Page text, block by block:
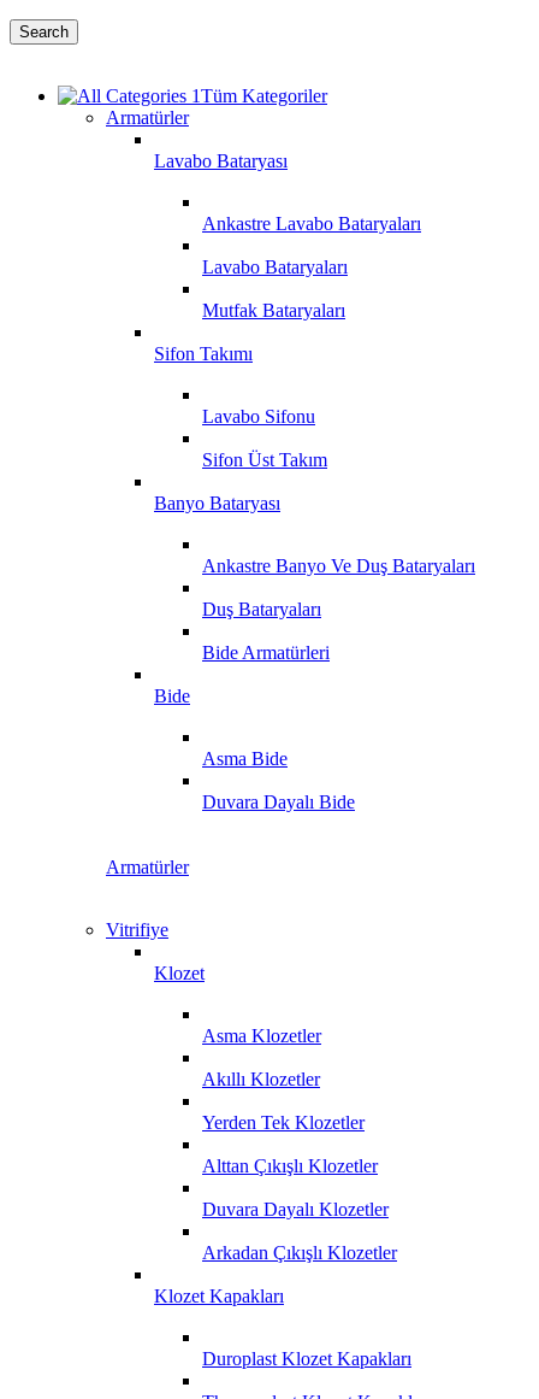
Search
Tüm Kategoriler
Armatürler
Lavabo Bataryası
Ankastre Lavabo Bataryaları
Lavabo Bataryaları
Mutfak Bataryaları
Sifon Takımı
Lavabo Sifonu
Sifon Üst Takım
Banyo Bataryası
Ankastre Banyo Ve Duş Bataryaları
Duş Bataryaları
Bide Armatürleri
Bide
Asma Bide
Duvara Dayalı Bide
Armatürler
Vitrifiye
Klozet
Asma Klozetler
Akıllı Klozetler
Yerden Tek Klozetler
Alttan Çıkışlı Klozetler
Duvara Dayalı Klozetler
Arkadan Çıkışlı Klozetler
Klozet Kapakları
Duroplast Klozet Kapakları